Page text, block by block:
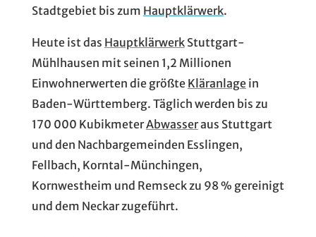
Stadtgebiet bis zum Hauptklärwerk.
Heute ist das HauptklärwerkStuttgart-
Mühlhausen mit seinen 1,2 Millionen
Einwohnerwerten die größte Kläranlagein
Baden-Württemberg. Täglich werden bis zu
170 000 KubikmeterAbwasseraus Stuttgart
und den Nachbargemeinden Esslingen,
Fellbach, Korntal-Münchingen,
Kornwestheim und Remseck zu 98 % gereinigt
und dem Neckar zugeführt.